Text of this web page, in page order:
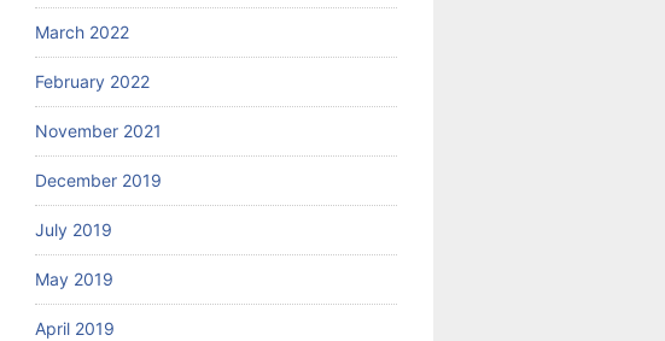
March 2022
February 2022
November 2021
December 2019
July 2019
May 2019
April 2019